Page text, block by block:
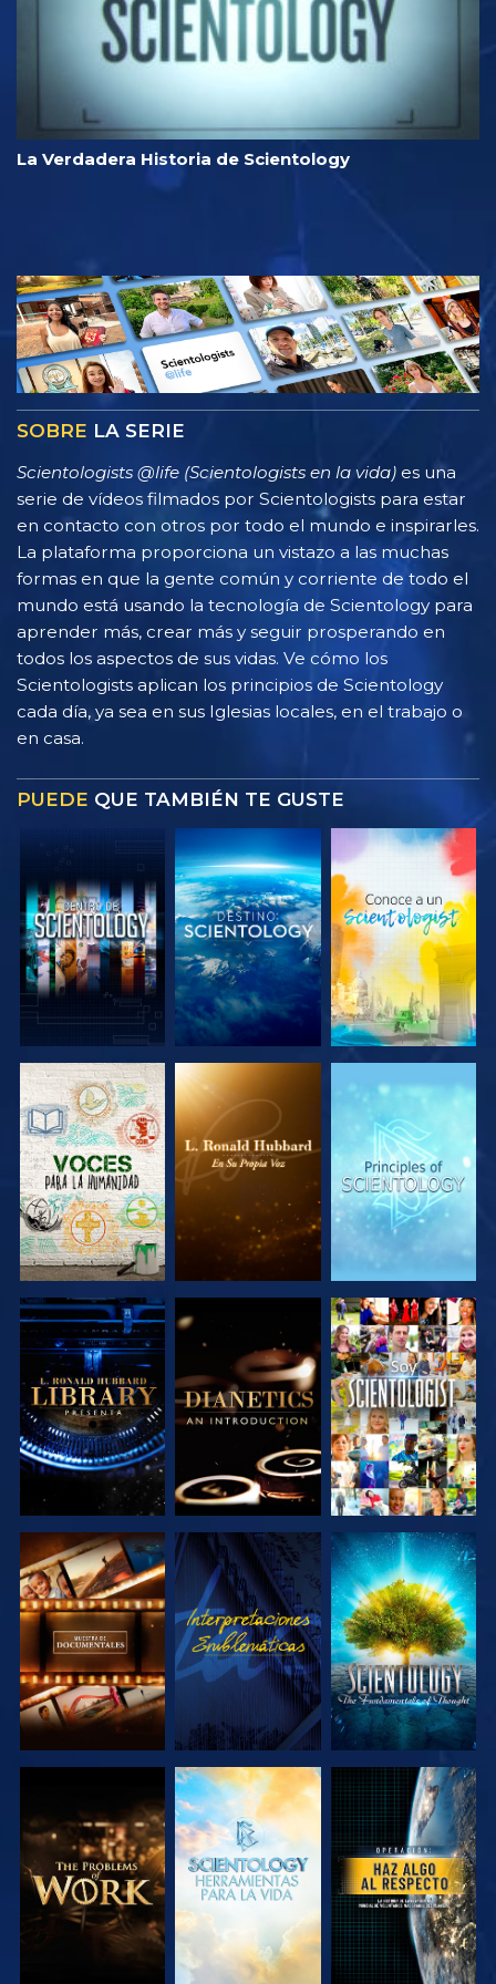
La Verdadera Historia de Scientology
SOBRE LA SERIE
Scientologists @life (Scientologists en la vida) es una
serie de vídeos filmados por Scientologists para estar
en contacto con otros por todo el mundo e inspirarles.
La plataforma proporciona un vistazo a las muchas
formas en que la gente común y corriente de todo el
mundo está usando la tecnología de Scientology para
aprender más, crear más y seguir prosperando en
todos los aspectos de sus vidas. Ve cómo los
Scientologists aplican los principios de Scientology
cada día, ya sea en sus Iglesias locales, en el trabajo o
en casa.
PUEDE QUE TAMBIÉN TE GUSTE
EXPLORA LAS
SERIES
EXPLORA LAS
SERIES
EXPLORA LAS
SERIES
EXPLORA LAS
SERIES
EXPLORA LAS
SERIES
VE
EXPLORA LAS
SERIES
VE
EXPLORA LAS
SERIES
EXPLORA LAS
SERIES
EXPLORA LAS
SERIES
VE